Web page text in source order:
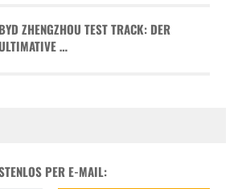
BYD ZHENGZHOU TEST TRACK: DER
…
PER E-MAIL: